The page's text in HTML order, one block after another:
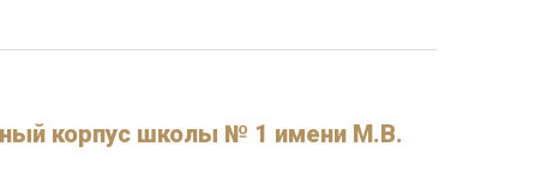
корпус школы № 1 имени М.В.